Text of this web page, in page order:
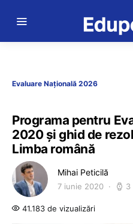
Evaluare Națională 2026
Programa pentru
2020 și ghid de
Limba română
Mihai Peticilă
7 iunie 2020 3
41.183 de vizualizări